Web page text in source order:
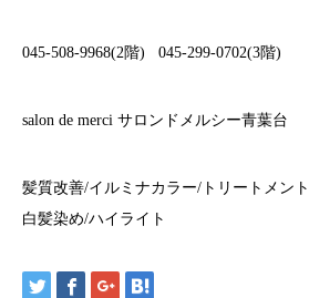
045-508-9968(2 階) 045-299-0702(3階)
salon de merci サロンドメルシー青葉台
髪質改善/イルミナカラー/ トリートメント
白髪染め/ハイライト